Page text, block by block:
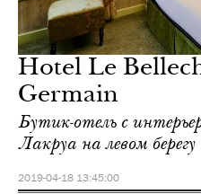
Hotel Le
Germain
Бутик-отель с
Лакруа на левом
2019-04-18 13:45:00